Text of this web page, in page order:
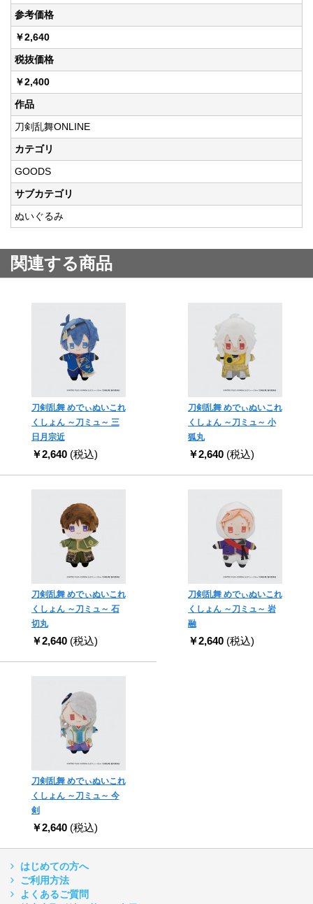
参考価格
￥2,640
税抜価格
￥2,400
作品
刀剣乱舞ONLINE
カテゴリ
GOODS
サブカテゴリ
ぬいぐるみ
関連する商品
刀剣乱舞 めでぃぬいこれ
くしょん ～刀ミュ～ 三
日月宗近
￥2,640 (税込)
刀剣乱舞 めでぃぬいこれ
くしょん ～刀ミュ～ 小
狐丸
￥2,640 (税込)
刀剣乱舞 めでぃぬいこれ
くしょん ～刀ミュ～ 石
切丸
￥2,640 (税込)
刀剣乱舞 めでぃぬいこれ
くしょん ～刀ミュ～ 岩
融
￥2,640 (税込)
刀剣乱舞 めでぃぬいこれ
くしょん ～刀ミュ～ 今
剣
￥2,640 (税込)
はじめての方へ
ご利用方法
よくあるご質問